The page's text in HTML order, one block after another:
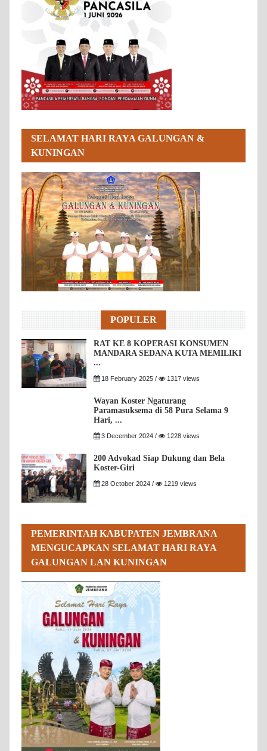
SELAMAT HARI RAYA GALUNGAN &
KUNINGAN
POPULER
RAT KE 8 KOPERASI KONSUMEN
MANDARA SEDANA KUTA MEMILIKI
...
18 February 2025 / 1317 views
Wayan Koster Ngaturang
Paramasuksema di 58 Pura Selama 9
Hari, ...
3 December 2024 / 1228 views
200 Advokad Siap Dukung dan Bela
Koster-Giri
28 October 2024 / 1219 views
PEMERINTAH KABUPATEN JEMBRANA
MENGUCAPKAN SELAMAT HARI RAYA
GALUNGAN LAN KUNINGAN